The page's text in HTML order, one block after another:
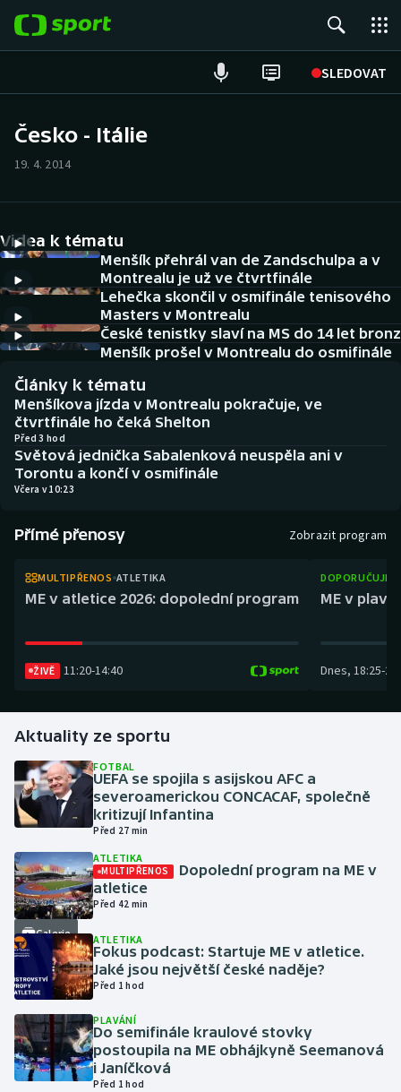
SLEDOVAT
ME v plavání
Fotbal
Hokej
Tenis
DALŠÍ SPORTY
Atletika
Baseball a softbal
Biatlon
Boby a skeleton
Curling
Cyklistika
Dostihy
Florbal
Golf
Gymnastika
Házená
Jezdectví
Judo
NEPŘEHLÉDNĚTE
Soutěže
Historické návraty
AZ kvíz
Česko - Itálie
19. 4. 2014
Videa k tématu
Menšík přehrál van de Zandschulpa a v
Montrealu je už ve čtvrtfinále
Lehečka skončil v osmifinále tenisového
Masters v Montrealu
České tenistky slaví na MS do 14 let bronz
Menšík prošel v Montrealu do osmifinále
Články k tématu
Menšíkova jízda v Montrealu pokračuje, ve
čtvrtfinále ho čeká Shelton
Před 3 hod
Světová jednička Sabalenková neuspěla ani v
Torontu a končí v osmifinále
Včera v 10:23
Přímé přenosy Zobrazit program
MULTIPŘENOS ATLETIKA
ME v atletice 2026: dopolední program
ŽIVĚ 11:20-14:40
ME v
Dnes, 18:25-
Aktuality ze sportu
FOTBAL
UEFA se spojila s asijskou AFC a
severoamerickou CONCACAF, společně
kritizují Infantina
Před 27 min
Galerie
ATLETIKA
MULTIPŘENOS
Dopolední program na ME v
atletice
Před 42 min
ATLETIKA
Fokus podcast: Startuje ME v atletice.
Jaké jsou největší české naděje?
Před 1 hod
PLAVÁNÍ
Do semifinále kraulové stovky
postoupila na ME obhájkyně Seemanová
i Janíčková
Před 1 hod